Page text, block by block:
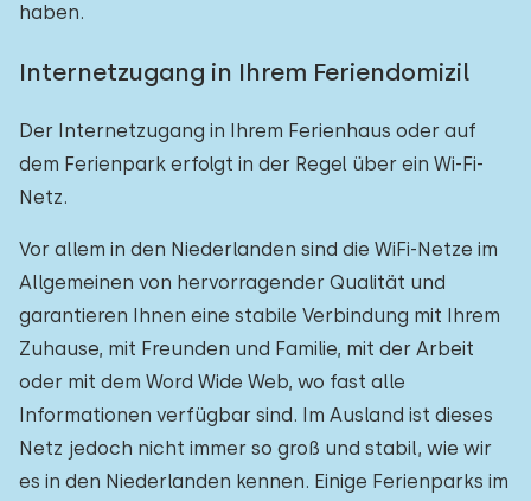
haben.
Internetzugang in Ihrem Feriendomizil
Der Internetzugang in Ihrem Ferienhaus oder auf
dem Ferienpark erfolgt in der Regel über ein Wi-Fi-
Netz.
Vor allem in den Niederlanden sind die WiFi-Netze im
Allgemeinen von hervorragender Qualität und
garantieren Ihnen eine stabile Verbindung mit Ihrem
Zuhause, mit Freunden und Familie, mit der Arbeit
oder mit dem Word Wide Web, wo fast alle
Informationen verfügbar sind. Im Ausland ist dieses
Netz jedoch nicht immer so groß und stabil, wie wir
es in den Niederlanden kennen. Einige Ferienparks im